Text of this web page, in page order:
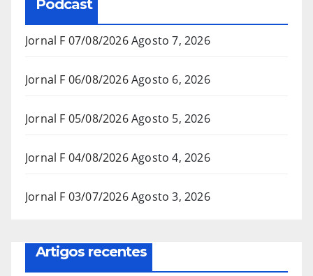
Podcast
Jornal F 07/08/2026Agosto 7, 2026
Jornal F 06/08/2026Agosto 6, 2026
Jornal F 05/08/2026Agosto 5, 2026
Jornal F 04/08/2026Agosto 4, 2026
Jornal F 03/07/2026Agosto 3, 2026
Artigos recentes